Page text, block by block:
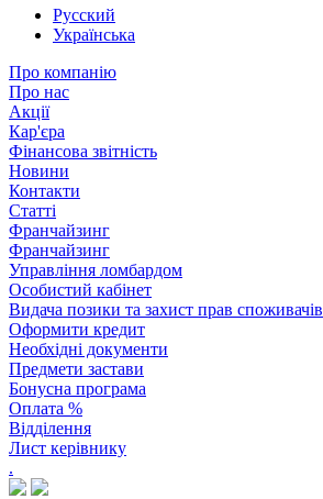
Русский
Українська
Про компанію
Про нас
Акції
Кар'єра
Фінансова звітність
Новини
Контакти
Статті
Франчайзинг
Франчайзинг
Управління ломбардом
Особистий кабінет
Видача позики та захист прав споживачів
Оформити кредит
Необхідні документи
Предмети застави
Бонусна програма
Оплата %
Відділення
Лист керівнику
.